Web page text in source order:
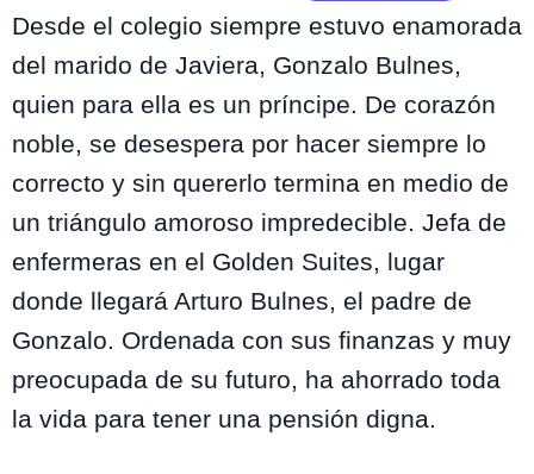
Desde el colegio siempre estuvo enamorada
del marido de Javiera, Gonzalo Bulnes,
quien para ella es un príncipe. De corazón
noble, se desespera por hacer siempre lo
correcto y sin quererlo termina en medio de
un triángulo amoroso impredecible. Jefa de
enfermeras en el Golden Suites, lugar
donde llegará Arturo Bulnes, el padre de
Gonzalo. Ordenada con sus finanzas y muy
preocupada de su futuro, ha ahorrado toda
la vida para tener una pensión digna.